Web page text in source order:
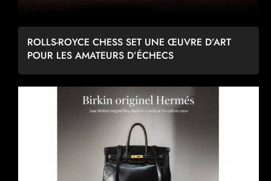
ROLLS-ROYCE CHESS SET UNE ŒUVRE D’ART
POUR LES AMATEURS D’ÉCHECS